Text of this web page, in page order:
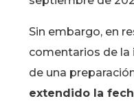
Sin embargo, en
comentarios de la
de una
extendido la